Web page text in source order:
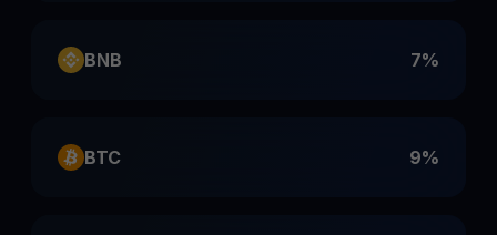
BNB 7%
BTC 9%